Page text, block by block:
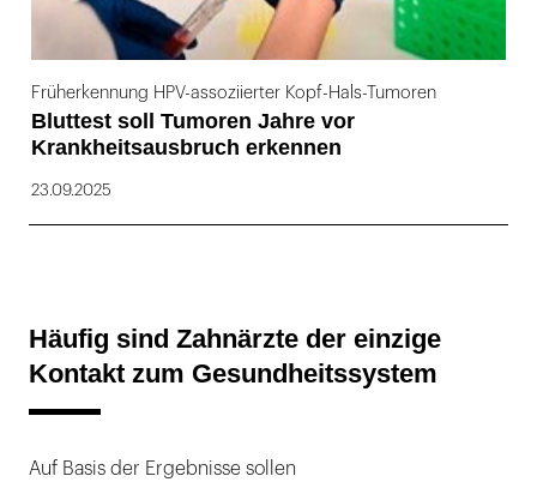
Früherkennung HPV-assoziierter Kopf-Hals-Tumoren
Bluttest soll Tumoren Jahre vor
Krankheitsausbruch erkennen
23.09.2025
Häufig sind Zahnärzte der einzige
Kontakt zum Gesundheitssystem
Auf Basis der Ergebnisse sollen